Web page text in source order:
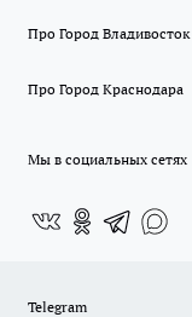
Про Город Владивосток
Про Город Краснодара
Мы в социальных сетях
Telegram